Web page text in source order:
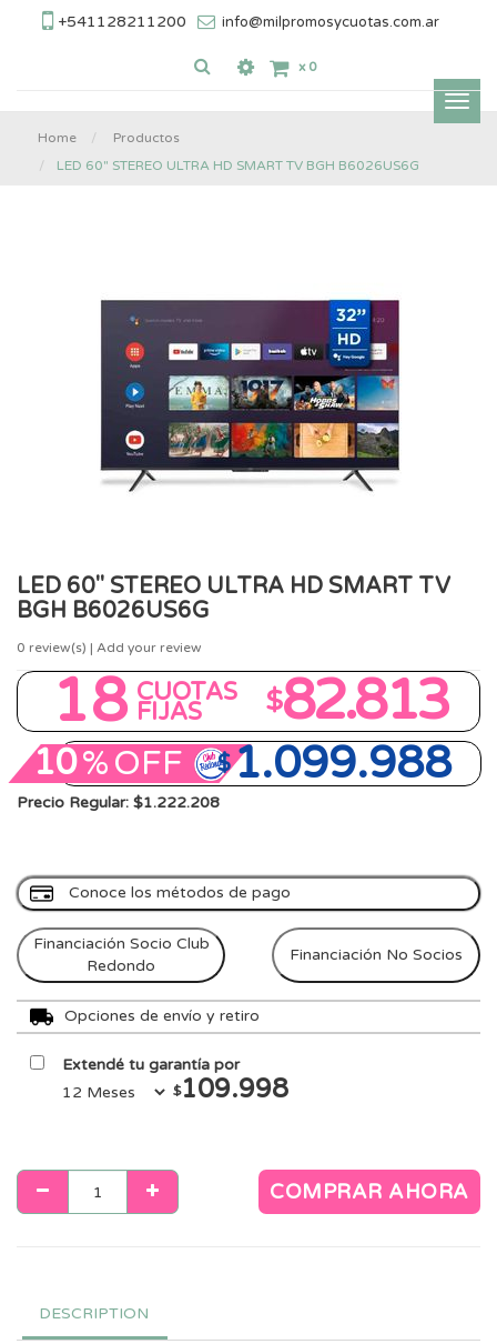
+541128211200 info@milpromosycuotas.com.ar
x 0
Home
Productos
LED 60" STEREO ULTRA HD SMART TV BGH B6026US6G
LED 60" STEREO ULTRA HD SMART TV
BGH B6026US6G
0 review(s) | Add your review
18 CUOTAS
FIJAS $82.813
10%OFF $1.099.988
Precio Regular: $1.222.208
Conoce los métodos de pago
Financiación Socio Club
Redondo
Financiación No Socios
Opciones de envío y retiro
Extendé tu garantía por
$109.998
COMPRAR AHORA
DESCRIPTION